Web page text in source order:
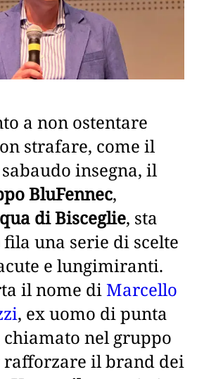
a non ostentare
strafare, come il
insegna, il
BluFennec,
di Bisceglie, sta
una serie di scelte
e lungimiranti.
il nome diMarcello
, ex uomo di punta
nel gruppo
rafforzare il brand dei